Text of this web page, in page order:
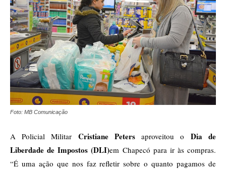
Foto: MB Comunicação
A Policial Militar Cristiane Petersaproveitou oDia de
Liberdade de Impostos (DLI)em Chapecó para ir às compras.
“É uma ação que nos faz refletir sobre o quanto pagamos de